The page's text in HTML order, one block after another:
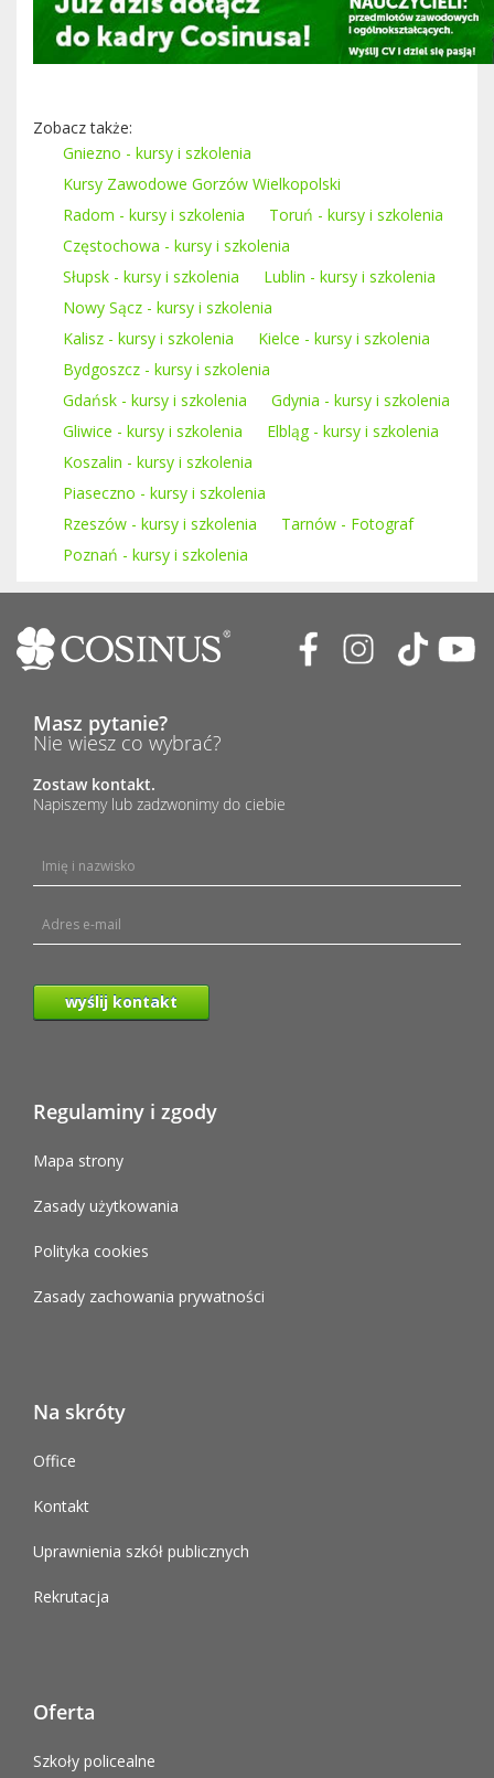
Zobacz także:
Gniezno - kursy i szkolenia
Kursy Zawodowe Gorzów Wielkopolski
Radom - kursy i szkolenia
Toruń - kursy i szkolenia
Częstochowa - kursy i szkolenia
Słupsk - kursy i szkolenia
Lublin - kursy i szkolenia
Nowy Sącz - kursy i szkolenia
Kalisz - kursy i szkolenia
Kielce - kursy i szkolenia
Bydgoszcz - kursy i szkolenia
Gdańsk - kursy i szkolenia
Gdynia - kursy i szkolenia
Gliwice - kursy i szkolenia
Elbląg - kursy i szkolenia
Koszalin - kursy i szkolenia
Piaseczno - kursy i szkolenia
Rzeszów - kursy i szkolenia
Tarnów - Fotograf
Poznań - kursy i szkolenia
Masz pytanie?
Nie wiesz co wybrać?
Zostaw kontakt.
Napiszemy lub zadzwonimy do ciebie
wyślij kontakt
Regulaminy i zgody
Mapa strony
Zasady użytkowania
Polityka cookies
Zasady zachowania prywatności
Na skróty
Office
Kontakt
Uprawnienia szkół publicznych
Rekrutacja
Oferta
Szkoły policealne